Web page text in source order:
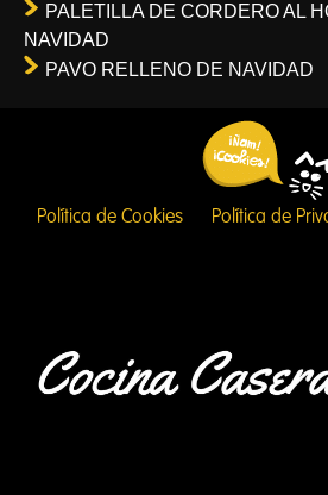
PALETILLA DE CORDERO AL
NAVIDAD
PAVO RELLENO DE NAVIDAD
Política de Cookies Política de